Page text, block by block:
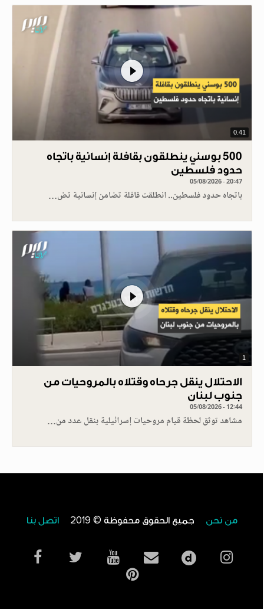
0.41
500 بوسني ينطلقون بقافلة إنسانية باتجاه
حدود فلسطين
05/08/2026 - 20:47
باتجاه حدود فلسطين.. انطلقت قافلة تضامن إنسانية تض…
1
الاحتلال ينقل جرحاه وقتلاه بالمروحيات من
جنوب لبنان
05/08/2026 - 12:44
مشاهد توثق لحظة قيام مروحيات إسرائيلية بنقل عدد من…
من نحن جميع الحقوق محفوظة © 2019 اتصل بنا